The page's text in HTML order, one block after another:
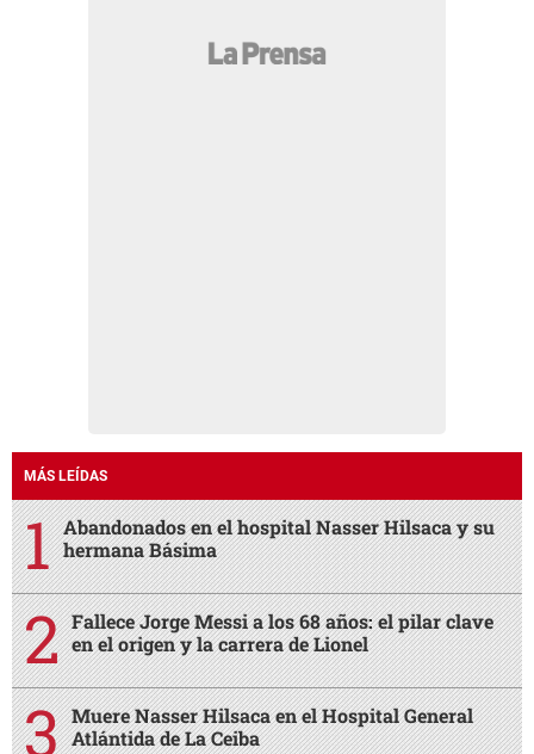
MÁS LEÍDAS
Abandonados en el hospital Nasser Hilsaca y su
hermana Básima
Fallece Jorge Messi a los 68 años: el pilar clave
en el origen y la carrera de Lionel
Muere Nasser Hilsaca en el Hospital General
Atlántida de La Ceiba